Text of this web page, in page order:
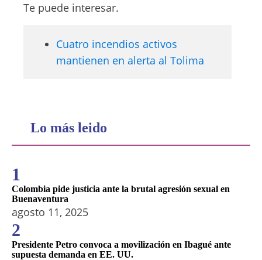
Te puede interesar.
Cuatro incendios activos
mantienen en alerta al Tolima
Lo más leido
1
Colombia pide justicia ante la brutal agresión sexual en
Buenaventura
agosto 11, 2025
2
Presidente Petro convoca a movilización en Ibagué ante
supuesta demanda en EE. UU.